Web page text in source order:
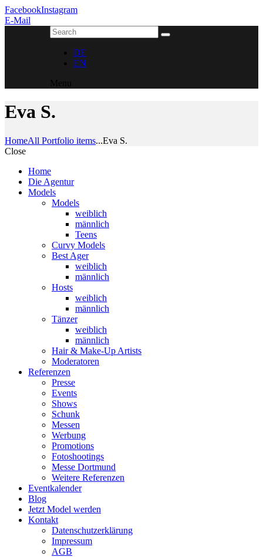
FacebookInstagram
E-Mail
DE
EN
Menu
Eva S.
HomeAll Portfolio items...Eva S.
Close
Home
Die Agentur
Models
Models
weiblich
männlich
Teens
Curvy Models
Best Ager
weiblich
männlich
Hosts
weiblich
männlich
Tänzer
weiblich
männlich
Hair & Make-Up Artists
Moderatoren
Referenzen
Presse
Events
Shows
Schunk
Messen
Werbung
Promotions
Fotoshootings
Messe Dortmund
Weitere Referenzen
Eventkalender
Blog
Jetzt Model werden
Kontakt
Datenschutzerklärung
Impressum
AGB